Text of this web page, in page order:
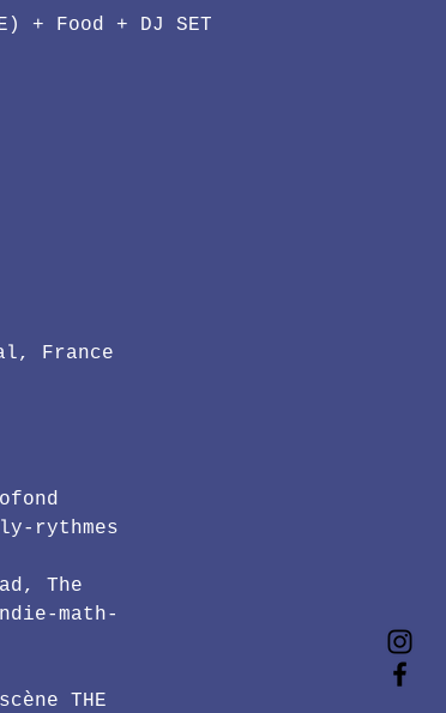
+ Food + DJ SET
France
rythmes
The
math-
THE